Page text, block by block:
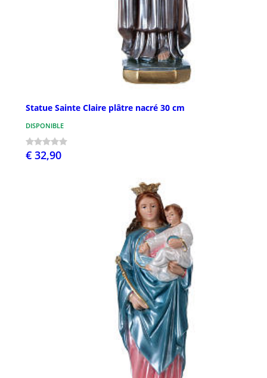
Statue Sainte Claire plâtre nacré 30 cm
DISPONIBLE
€ 32,90